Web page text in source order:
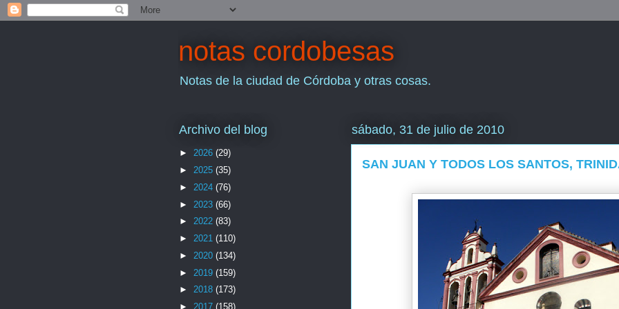
notas cordobesas
Notas de la ciudad de Córdoba y otras cosas.
sábado, 31 de julio de 2010
SAN JUAN Y TODOS LOS SANTOS,
Archivo del blog
► 2026 (29)
► 2025 (35)
► 2024 (76)
► 2023 (66)
► 2022 (83)
► 2021 (110)
► 2020 (134)
► 2019 (159)
► 2018 (173)
► 2017 (158)